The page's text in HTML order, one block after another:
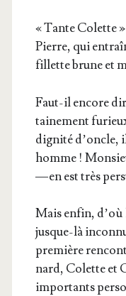
« Tante Colette
Pierre, qui
fillette brune et
Faut-il encore
tai­ne­ment
digni­té d’oncle,
homme !
— en est très
Mais enfin, d’où
jusque-là
pre­mière
nard, Colette et
impor­tants